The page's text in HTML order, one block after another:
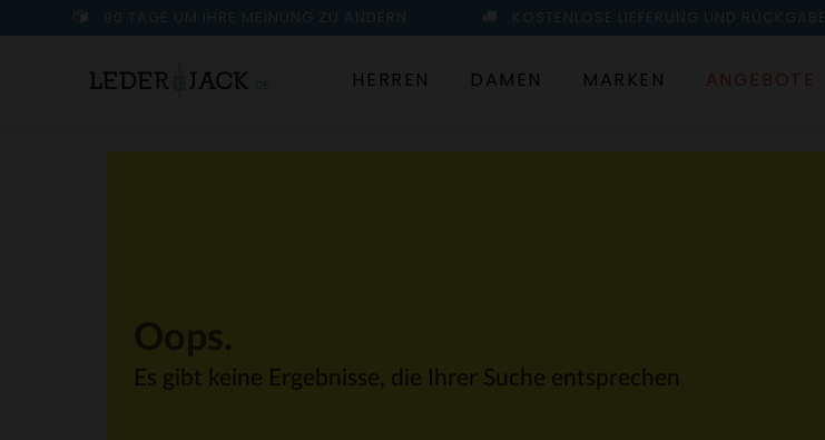
90 TAGE UM IHRE MEINUNG ZU ÄNDERN KOSTENLOSE LIEFERUNG UND RÜCKGABE
HERREN DAMEN MARKEN ANGEBOTE
Es gibt keine Ergebnisse, die Ihrer Suche entsprechen